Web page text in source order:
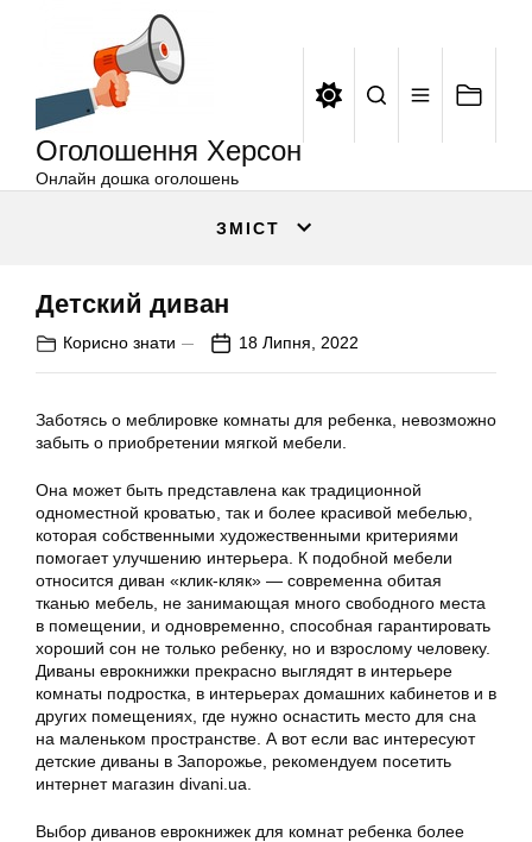
Оголошення Херсон
Онлайн дошка оголошень
ЗМІСТ
Детский диван
Корисно знати 18 Липня, 2022
Заботясь о меблировке комнаты для ребенка, невозможно
забыть о приобретении мягкой мебели.
Она может быть представлена как традиционной
одноместной кроватью, так и более красивой мебелью,
которая собственными художественными критериями
помогает улучшению интерьера. К подобной мебели
относится диван «клик-кляк» — современна обитая
тканью мебель, не занимающая много свободного места
в помещении, и одновременно, способная гарантировать
хороший сон не только ребенку, но и взрослому человеку.
Диваны еврокнижки прекрасно выглядят в интерьере
комнаты подростка, в интерьерах домашних кабинетов и в
других помещениях, где нужно оснастить место для сна
на маленьком пространстве. А вот если вас интересуют
детские диваны в Запорожье, рекомендуем посетить
интернет магазин divani.ua.
Выбор диванов еврокнижек для комнат ребенка более